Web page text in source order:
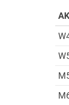
AK